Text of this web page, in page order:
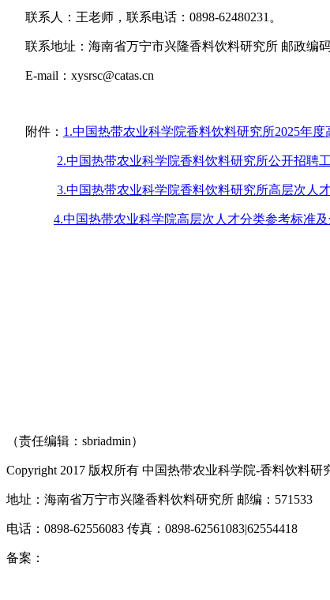
联系人：王老师，联系电话：0898-62480231。
联系地址：海南省万宁市兴隆香料饮料研究所 邮政编
E-mail：xysrsc@catas.cn
附件： 1.中国热带农业科学院香料饮料研究所2025年
2.中国热带农业科学院香料饮料研究所公开招聘
3.中国热带农业科学院香料饮料研究所高层次人
4.中国热带农业科学院高层次人才分类参考标准
（责任编辑：sbriadmin）
Copyright 2017 版权所有 中国热带农业科学院-香料饮料研
地址：海南省万宁市兴隆香料饮料研究所 邮编：571533
电话：0898-62556083 传真：0898-62561083|62554418
备案：